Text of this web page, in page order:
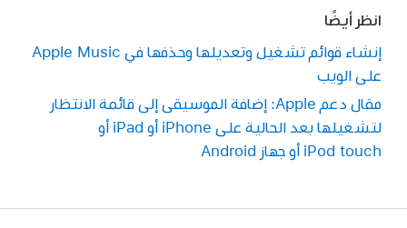
انظر أيضًا
إنشاء قوائم تشغيل وتعديلها وحذفها في Apple Music
على الويب
مقال دعم Apple: إضافة الموسيقى إلى قائمة الانتظار
لتشغيلها بعد الحالية على iPhone أو iPad أو
iPod touch أو جهاز Android